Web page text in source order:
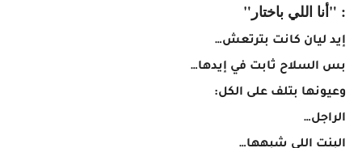
: "أنا اللي باختار"
إيد ليان كانت بترتعش…
بس السلاح ثابت في إيدها…
وعيونها بتلف على الكل:
الراجل…
البنت اللي شبهها…